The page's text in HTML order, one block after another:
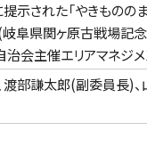
示された「やきものの
阜県関ヶ原古戦場記
会主催エリアマネジメ
渡部謙太郎(副委員長)、